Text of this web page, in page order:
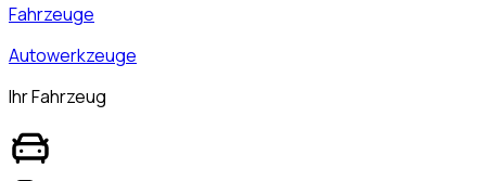
Fahrzeuge
Autowerkzeuge
Ihr Fahrzeug